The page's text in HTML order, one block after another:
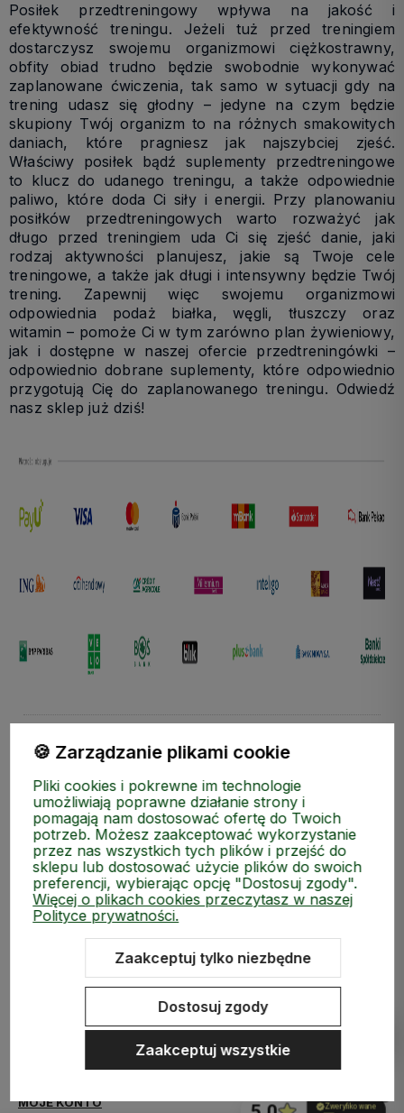
Posiłek przedtreningowy wpływa na jakość i
efektywność treningu. Jeżeli tuż przed treningiem
dostarczysz swojemu organizmowi ciężkostrawny,
obfity obiad trudno będzie swobodnie wykonywać
zaplanowane ćwiczenia, tak samo w sytuacji gdy na
trening udasz się głodny – jedyne na czym będzie
skupiony Twój organizm to na różnych smakowitych
daniach, które pragniesz jak najszybciej zjeść.
Właściwy posiłek bądź suplementy przedtreningowe
to klucz do udanego treningu, a także odpowiednie
paliwo, które doda Ci siły i energii. Przy planowaniu
posiłków przedtreningowych warto rozważyć jak
długo przed treningiem uda Ci się zjeść danie, jaki
rodzaj aktywności planujesz, jakie są Twoje cele
treningowe, a także jak długi i intensywny będzie Twój
trening. Zapewnij więc swojemu organizmowi
odpowiednia podaż białka, węgli, tłuszczy oraz
witamin – pomoże Ci w tym zarówno plan żywieniowy,
jak i dostępne w naszej ofercie przedtreningówki –
odpowiednio dobrane suplementy, które odpowiednio
przygotują Cię do zaplanowanego treningu. Odwiedź
nasz sklep już dziś!
Zapisz się do naszego Newslettera i zgarnij kod
polityce prywatności
MEDIA SPOŁECZNOŚCIOWE
MOJE KONTO
🍪 Zarządzanie plikami cookie
Pliki cookies i pokrewne im technologie
umożliwiają poprawne działanie strony i
pomagają nam dostosować ofertę do Twoich
potrzeb. Możesz zaakceptować wykorzystanie
przez nas wszystkich tych plików i przejść do
sklepu lub dostosować użycie plików do swoich
preferencji, wybierając opcję "Dostosuj zgody".
Więcej o plikach cookies przeczytasz w naszej
Polityce prywatności.
Zaakceptuj tylko niezbędne
Dostosuj zgody
Zaakceptuj wszystkie